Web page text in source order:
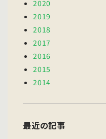
2020
2019
2018
2017
2016
2015
2014
最近の記事